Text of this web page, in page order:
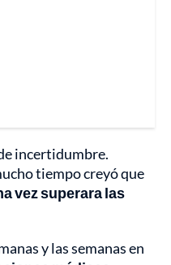
incertidumbre.
tiempo creyó que
vez superara las
y las semanas en